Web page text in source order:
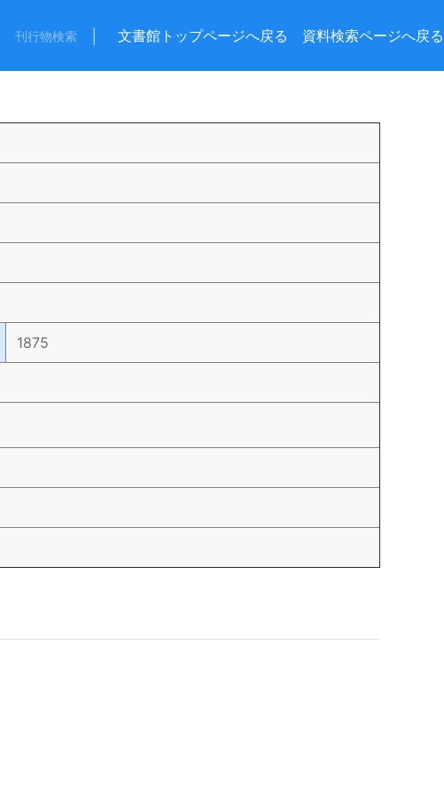
刊行物検索 文書館トップページへ戻る 資料検索ページへ戻る
1875